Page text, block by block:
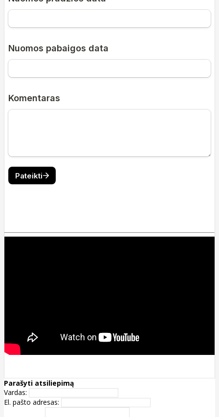
Parašyti atsiliepimą
Vardas:
El. pašto adresas: